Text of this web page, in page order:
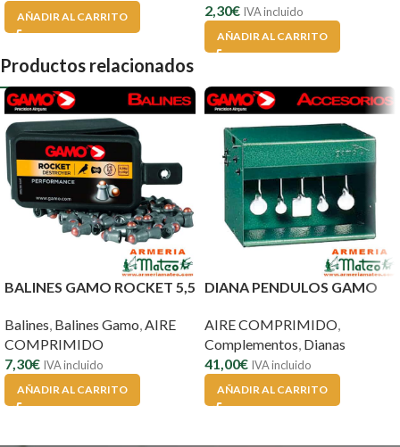
AÑADIR AL CARRITO
2,30€ IVA incluido
AÑADIR AL CARRITO
Productos relacionados
BALINES GAMO ROCKET 5,5
Balines Balines Gamo AIRE
COMPRIMIDO
7,30€ IVA incluido
AÑADIR AL CARRITO
DIANA PENDULOS GAMO
AIRE COMPRIMIDO
Complementos Dianas
41,00€ IVA incluido
AÑADIR AL CARRITO